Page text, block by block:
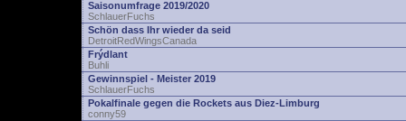
Saisonumfrage 2019/2020
SchlauerFuchs
Schön dass Ihr wieder da seid
DetroitRedWingsCanada
Frýdlant
Buhli
Gewinnspiel - Meister 2019
SchlauerFuchs
Pokalfinale gegen die Rockets aus Diez-Limburg
conny59